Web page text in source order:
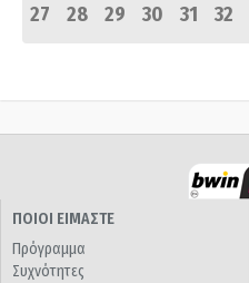
27
28 29 30 31 32
ΠΟΙΟΙ ΕΙΜΑΣΤΕ
Πρόγραμμα
Συχνότητες